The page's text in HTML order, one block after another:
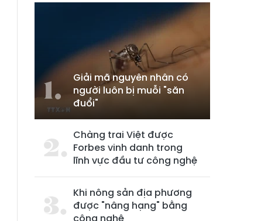
Giải mã nguyên nhân có
người luôn bị muỗi "săn
đuổi"
Chàng trai Việt được
Forbes vinh danh trong
lĩnh vực đầu tư công nghệ
Khi nông sản địa phương
được "nâng hạng" bằng